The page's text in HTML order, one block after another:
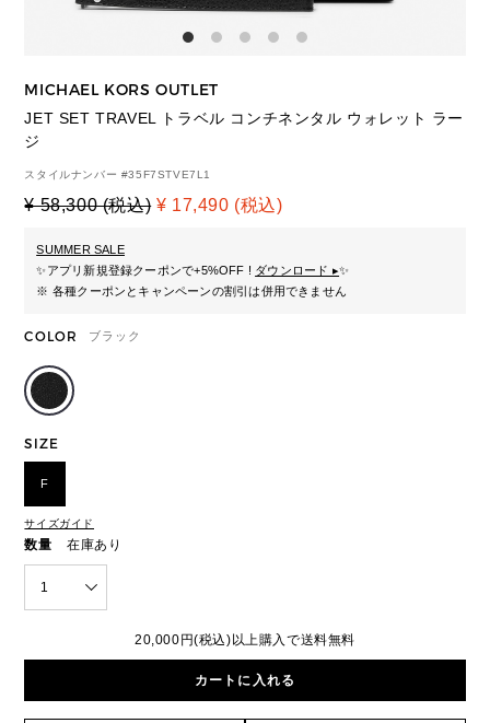
MICHAEL KORS OUTLET
JET SET TRAVEL トラベル コンチネンタル ウォレット ラー
ジ
スタイルナンバー #35F7STVE7L1
¥ 58,300 (税込) ¥ 17,490 (税込)
SUMMER SALE
✨アプリ新規登録クーポンで+5%OFF ! ダウンロード ▸✨
※ 各種クーポンとキャンペーンの割引は併用できません
COLOR ブラック
SIZE
F
サイズガイド
数量 在庫あり
1
20,000円(税込)以上購入で送料無料
カートに入れる